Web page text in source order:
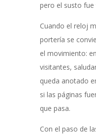
pero el susto fue
Cuando el reloj
portería se
el movimiento:
visitantes,
queda anotado
si las páginas
que pasa.
Con el paso de